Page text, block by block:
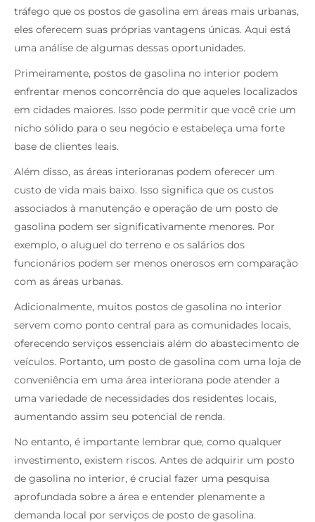
tráfego que os postos de gasolina em áreas mais urbanas,
eles oferecem suas próprias vantagens únicas. Aqui está
uma análise de algumas dessas oportunidades.
Primeiramente, postos de gasolina no interior podem
enfrentar menos concorrência do que aqueles localizados
em cidades maiores. Isso pode permitir que você crie um
nicho sólido para o seu negócio e estabeleça uma forte
base de clientes leais.
Além disso, as áreas interioranas podem oferecer um
custo de vida mais baixo. Isso significa que os custos
associados à manutenção e operação de um posto de
gasolina podem ser significativamente menores. Por
exemplo, o aluguel do terreno e os salários dos
funcionários podem ser menos onerosos em comparação
com as áreas urbanas.
Adicionalmente, muitos postos de gasolina no interior
servem como ponto central para as comunidades locais,
oferecendo serviços essenciais além do abastecimento de
veículos. Portanto, um posto de gasolina com uma loja de
conveniência em uma área interiorana pode atender a
uma variedade de necessidades dos residentes locais,
aumentando assim seu potencial de renda.
No entanto, é importante lembrar que, como qualquer
investimento, existem riscos. Antes de adquirir um posto
de gasolina no interior, é crucial fazer uma pesquisa
aprofundada sobre a área e entender plenamente a
demanda local por serviços de posto de gasolina.